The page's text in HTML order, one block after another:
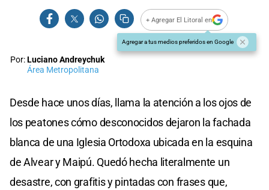
+ Agregar El Litoral en
Agregar a tus medios preferidos en Google
Por:Luciano Andreychuk
Área Metropolitana
Desde hace unos días, llama la atención a los ojos de
los peatones cómo desconocidos dejaron la fachada
blanca de una Iglesia Ortodoxa ubicada en la esquina
de Alvear y Maipú. Quedó hecha literalmente un
desastre, con grafitis y pintadas con frases que,